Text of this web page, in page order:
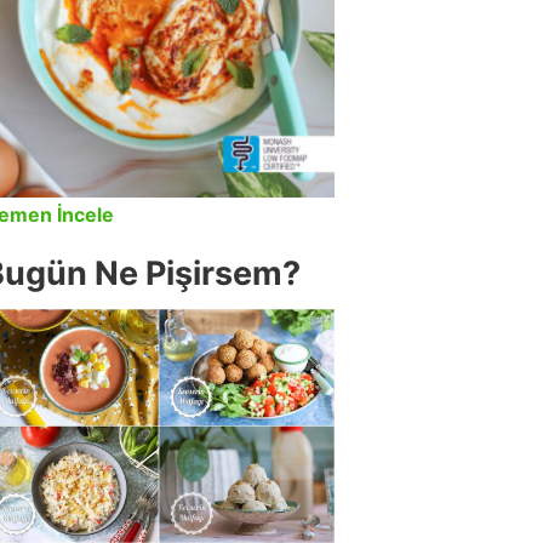
İncele
Ne Pişirsem?